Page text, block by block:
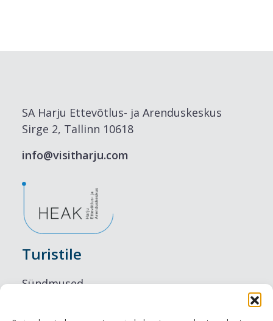
SA Harju Ettevõtlus- ja Arenduskeskus
Sirge 2, Tallinn 10618
info@visitharju.com
Turistile
Sündmused